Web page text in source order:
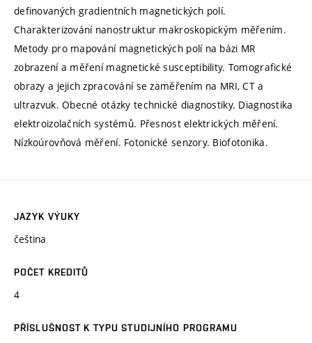
definovaných gradientních magnetických polí.
Charakterizování nanostruktur makroskopickým měřením.
Metody pro mapování magnetických polí na bázi MR
zobrazení a měření magnetické susceptibility. Tomografické
obrazy a jejich zpracování se zaměřením na MRI, CT a
ultrazvuk. Obecné otázky technické diagnostiky. Diagnostika
elektroizolačních systémů. Přesnost elektrických měření.
Nízkoúrovňová měření. Fotonické senzory. Biofotonika.
JAZYK VÝUKY
čeština
POČET KREDITŮ
4
PŘÍSLUŠNOST K TYPU STUDIJNÍHO PROGRAMU